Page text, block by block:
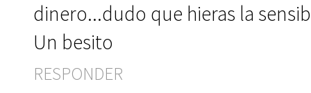
dinero...dudo que hieras la
Un besito
RESPONDER